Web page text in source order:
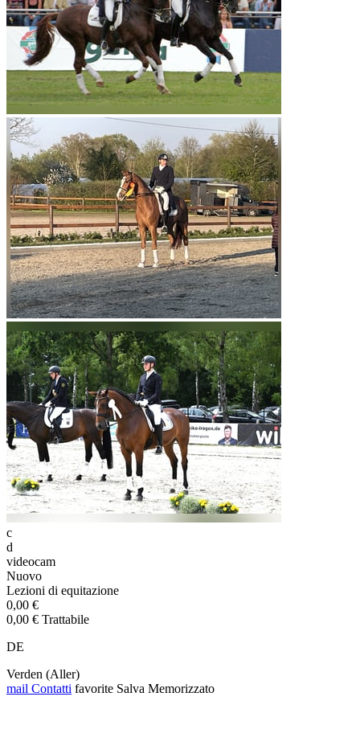
c
d
videocam
Nuovo
Lezioni di equitazione
0,00 €
0,00 € Trattabile
DE
Verden (Aller)
mail Contatti favorite Salva Memorizzato